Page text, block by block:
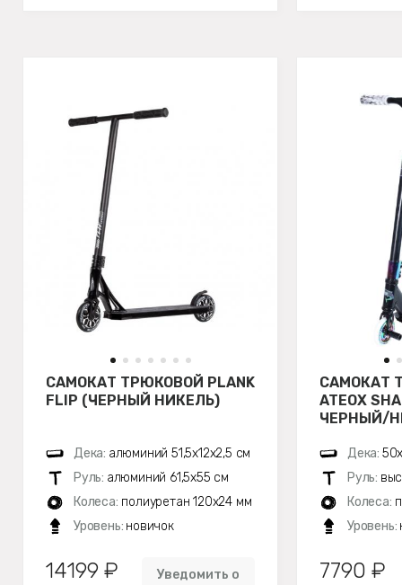
САМОКАТ ТРЮКОВОЙ PLANK
FLIP (ЧЕРНЫЙ НИКЕЛЬ)
Дека: алюминий 51,5х12x2,5 см
Руль: алюминий 61,5х55 см
Колеса: полиуретан 120x24 мм
Уровень: новичок
14199 ₽
Уведомить о
САМОКАТ
ATEOX
ЧЕРНЫЙ/
Дека:
Руль:
Колеса:
Уровень:
7790 ₽